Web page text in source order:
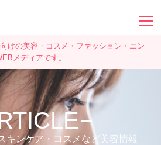
けの美容・コスメ・ファッション・エン
メディアです。
キンケア・コスメなど美容情報